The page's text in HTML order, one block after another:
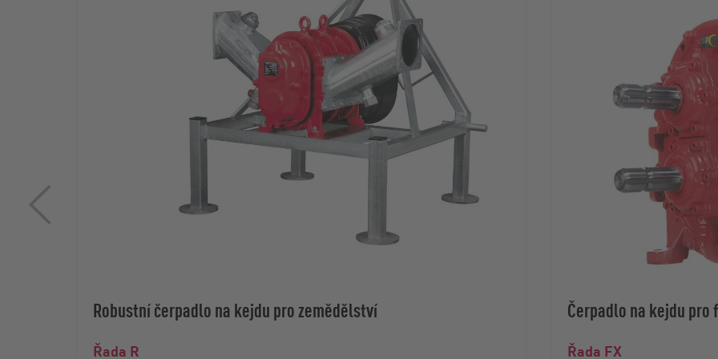
Robustní čerpadlo na kejdu pro zemědělství
Řada R
Čerpadlo na kejdu pro
Řada FX